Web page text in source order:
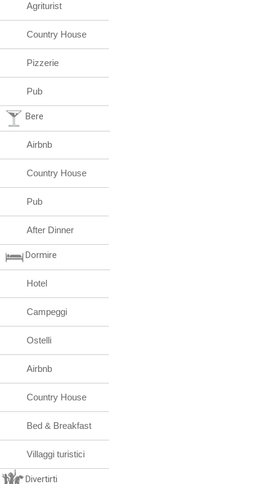
Agriturist
Country House
Pizzerie
Pub
Bere
Airbnb
Country House
Pub
After Dinner
Dormire
Hotel
Campeggi
Ostelli
Airbnb
Country House
Bed & Breakfast
Villaggi turistici
Divertirti